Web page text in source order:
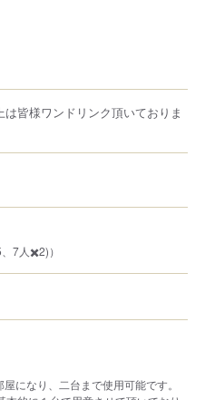
皆様ワンドリンク頂いておりま
7人✖️2)）
になり、二台まで使用可能です。